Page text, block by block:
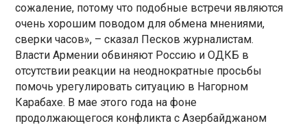
сожаление, потому что подобные встречи являются
очень хорошим поводом для обмена мнениями,
сверки часов», – сказал Песков журналистам.
Власти Армении обвиняют Россию и ОДКБ в
отсутствии реакции на неоднократные просьбы
помочь урегулировать ситуацию в Нагорном
Карабахе. В мае этого года на фоне
продолжающегося конфликта с Азербайджаном